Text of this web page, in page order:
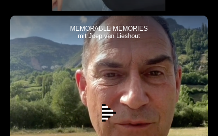
MEMORABLE MEMORIES
mit Joep van Lieshout